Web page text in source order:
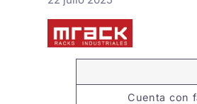
Cuenta con